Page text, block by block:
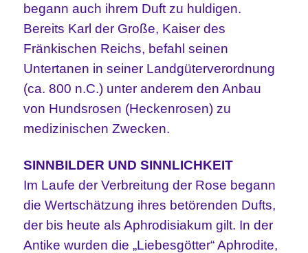
begann auch ihrem Duft zu huldigen.
Bereits Karl der Große, Kaiser des
Fränkischen Reichs, befahl seinen
Untertanen in seiner Landgüterverordnung
(ca. 800 n.C.) unter anderem den Anbau
von Hundsrosen (Heckenrosen) zu
medizinischen Zwecken.
SINNBILDER UND SINNLICHKEIT
Im Laufe der Verbreitung der Rose begann
die Wertschätzung ihres betörenden Dufts,
der bis heute als Aphrodisiakum gilt. In der
Antike wurden die „Liebesgötter“ Aphrodite,